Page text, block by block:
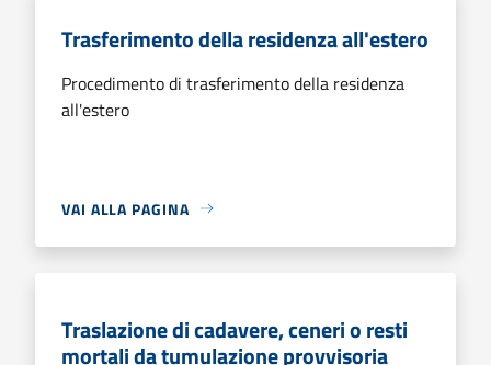
Trasferimento della residenza all'estero
Procedimento di trasferimento della residenza
all'estero
VAI ALLA PAGINA
Traslazione di cadavere, ceneri o resti
mortali da tumulazione provvisoria